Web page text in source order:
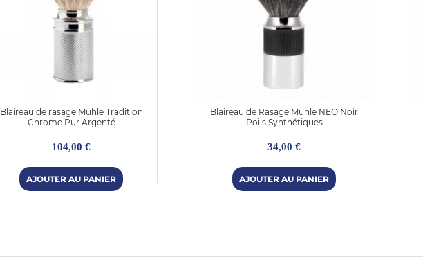
Blaireau de rasage Mühle Tradition
Chrome Pur Argenté
104,00 €
Blaireau de Rasage Muhle NEO Noir
Poils Synthétiques
34,00 €